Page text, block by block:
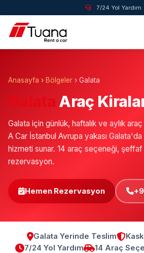
7/24 Yol Yardım
Anasayfa › Bölgeler › Galata
Galata Araç
Galata için günlük, haftalık ve aylık
A Car İstanbul Avrupa yakası
hizmeti sunar. 14 araç seçeneği, şeffaf
rezervasyon.
Hemen Rezervasyon
Galata Yerinde Teslim
7/24 Yol Yardım
14 Araç